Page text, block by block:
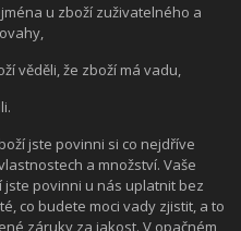
u zboží zuživatelného a
věděli, že zboží má vadu,
jste povinni si co nejdříve
a množství. Vaše
povinni u nás uplatnit bez
co budete moci vady zjistit, a to
záruky za jakost. V opačném